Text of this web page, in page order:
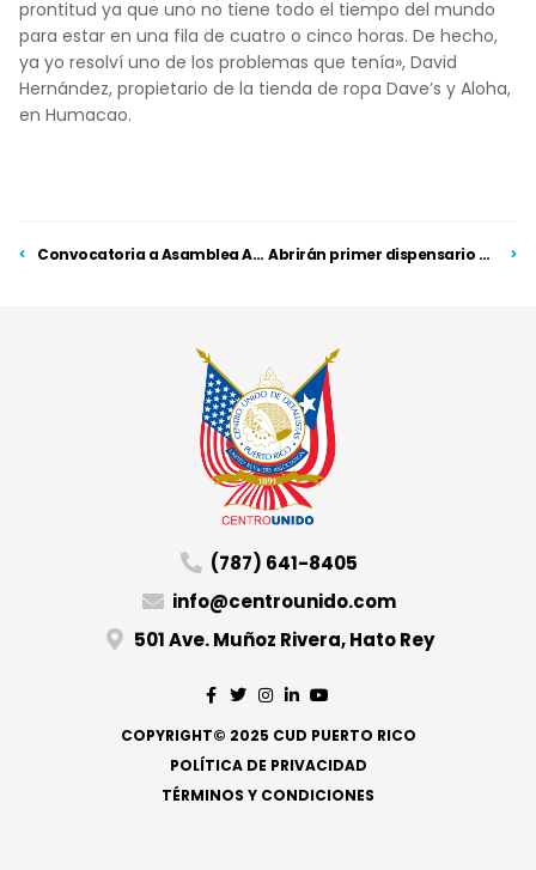
prontitud ya que uno no tiene todo el tiempo del mundo
para estar en una fila de cuatro o cinco horas. De hecho,
ya yo resolví uno de los problemas que tenía», David
Hernández, propietario de la tienda de ropa Dave’s y Aloha,
en Humacao.
Convocatoria a Asamblea Anual Ordinaria Abrirán primer dispensario boutique de cannabis medicinal en Levittown
(787) 641-8405
info@centrounido.com
501 Ave. Muñoz Rivera, Hato Rey
COPYRIGHT© 2025 CUD PUERTO RICO
POLÍTICA DE PRIVACIDAD
TÉRMINOS Y CONDICIONES